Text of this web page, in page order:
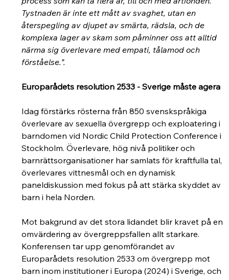
Tystnaden är inte ett mått av svaghet, utan en
återspegling av djupet av smärta, rädsla, och de
komplexa lager av skam som påminner oss att alltid
närma sig överlevare med empati, tålamod och
förståelse.”.
Europarådets resolution 2533 - Sverige måste agera
Idag förstärks rösterna från 850 svenskspråkiga
överlevare av sexuella övergrepp och exploatering i
barndomen vid Nordic Child Protection Conference i
Stockholm. Överlevare, hög nivå politiker och
barnrättsorganisationer har samlats för kraftfulla tal,
överlevares vittnesmål och en dynamisk
paneldiskussion med fokus på att stärka skyddet av
barn i hela Norden.
Mot bakgrund av det stora lidandet blir kravet på en
omvärdering av övergreppsfallen allt starkare.
Konferensen tar upp genomförandet av
Europarådets resolution 2533 om övergrepp mot
barn inom institutioner i Europa (2024) i Sverige, och